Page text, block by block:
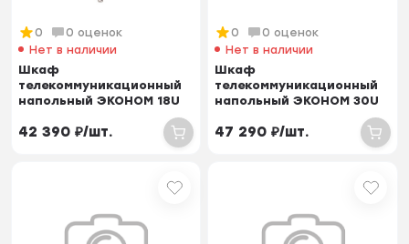
0
0 оценок
Нет в наличии
Шкаф
телекоммуникационный
напольный ЭКОНОМ 18U
стекло, двер...
42 390 ₽/шт.
0
0 оценок
Нет в наличии
Шкаф
телекоммуникационный
напольный ЭКОНОМ 30U
стекло, двер...
47 290 ₽/шт.